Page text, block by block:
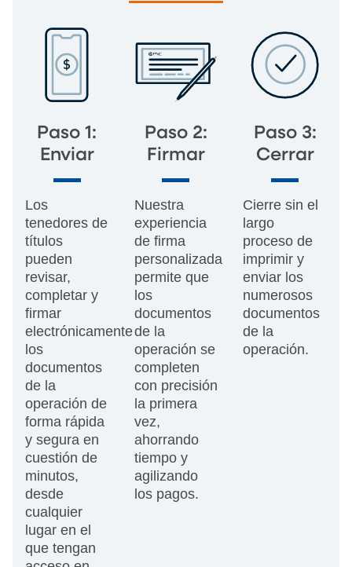
Paso 1:
Enviar
Los
tenedores de
títulos
pueden
revisar,
completar y
firmar
electrónicamente
los
documentos
de la
operación de
forma rápida
y segura en
cuestión de
minutos,
desde
cualquier
lugar en el
que tengan
Paso 2:
Firmar
Nuestra
experiencia
de firma
personalizada
permite que
los
documentos
de la
operación se
completen
con precisión
la primera
vez,
ahorrando
tiempo y
agilizando
los pagos.
Paso 3:
Cerrar
Cierre sin el
largo
proceso de
imprimir y
enviar los
numerosos
documentos
de la
operación.